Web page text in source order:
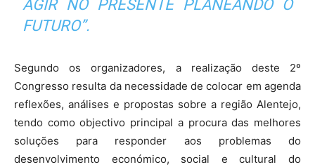
AGIR NO PRESENTE PLANEANDO O
FUTURO”.
Segundo os organizadores, a realização deste 2º
Congresso resulta da necessidade de colocar em agenda
reflexões, análises e propostas sobre a região Alentejo,
tendo como objectivo principal a procura das melhores
soluções para responder aos problemas do
desenvolvimento económico, social e cultural do